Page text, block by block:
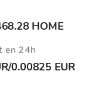
HOME
en 24h
/0.00825 EUR